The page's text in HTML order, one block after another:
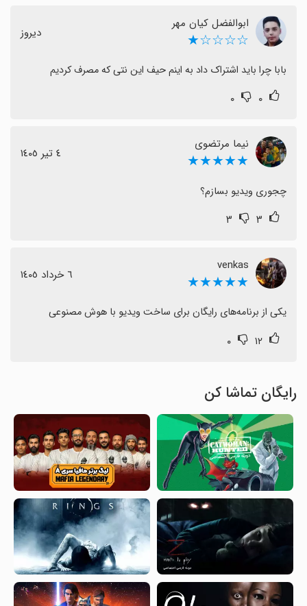
ابوالفضل کیان مهر
☆☆☆☆★ دیروز
بابا چرا باید اشتراک داد به اینم حیف این نتی که مصرف کردیم
۰ ۰
نیما مرتضوی
★★★★★ ٤ تیر ١٤٠٥
چجوری ویدیو بسازم؟
۳ ۳
venkas
★★★★★ ٦ خرداد ١٤٠٥
یکی از برنامه‌های رایگان برای ساخت ویدیو با هوش مصنوعی
۱۲ ۰
رایگان تماشا کن